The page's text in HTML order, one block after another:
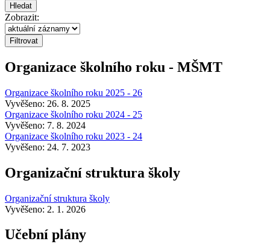
Hledat
Zobrazit:
Organizace školního roku - MŠMT
Organizace školního roku 2025 - 26
Vyvěšeno: 26. 8. 2025
Organizace školního roku 2024 - 25
Vyvěšeno: 7. 8. 2024
Organizace školního roku 2023 - 24
Vyvěšeno: 24. 7. 2023
Organizační struktura školy
Organizační struktura školy
Vyvěšeno: 2. 1. 2026
Učební plány